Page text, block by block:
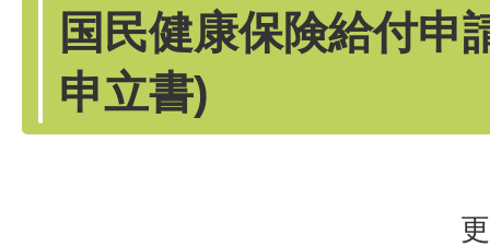
国民健康保険給付申
申立書)